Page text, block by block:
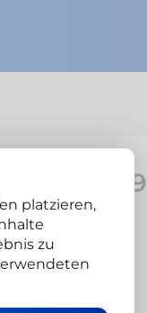
HA
platzieren,
zu